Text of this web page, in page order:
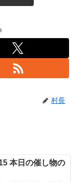
村長
本日の催し物の